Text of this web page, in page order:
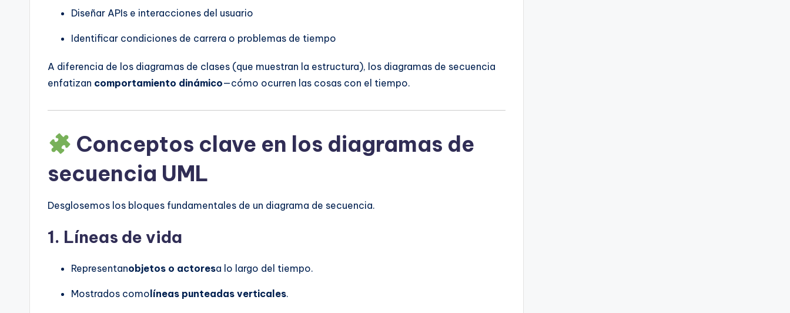
Diseñar APIs e interacciones del usuario
Identificar condiciones de carrera o problemas de tiempo
A diferencia de los diagramas de clases (que muestran la estructura), los diagramas de secuencia
enfatizan comportamiento dinámico—cómo ocurren las cosas con el tiempo.
Conceptos clave en los diagramas de
secuencia UML
Desglosemos los bloques fundamentales de un diagrama de secuencia.
1. Líneas de vida
Representanobjetos o actoresa lo largo del tiempo.
Mostrados como líneas punteadas verticales.